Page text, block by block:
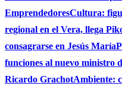
EmprendedoresCultura:
regional en el Vera, llega
consagrarse en Jesús María
funciones al nuevo ministro
Ricardo GrachotAmbiente: